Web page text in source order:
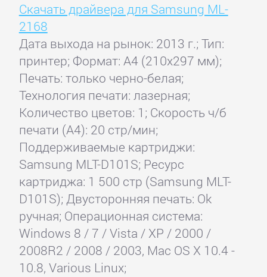
Скачать драйвера для Samsung ML-
2168
Дата выхода на рынок: 2013 г.; Тип:
принтер; Формат: A4 (210x297 мм);
Печать: только черно-белая;
Технология печати: лазерная;
Количество цветов: 1; Скорость ч/б
печати (А4): 20 стр/мин;
Поддерживаемые картриджи:
Samsung MLT-D101S; Ресурс
картриджа: 1 500 стр (Samsung MLT-
D101S); Двусторонняя печать: Ok
ручная; Операционная система:
Windows 8 / 7 / Vista / XP / 2000 /
2008R2 / 2008 / 2003, Mac OS X 10.4 -
10.8, Various Linux;